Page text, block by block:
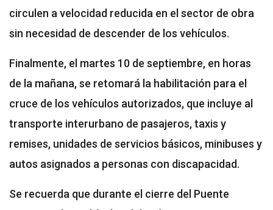
circulen a velocidad reducida en el sector de obra
sin necesidad de descender de los vehículos.
Finalmente, el martes 10 de septiembre, en horas
de la mañana, se retomará la habilitación para el
cruce de los vehículos autorizados, que incluye al
transporte interurbano de pasajeros, taxis y
remises, unidades de servicios básicos, minibuses y
autos asignados a personas con discapacidad.
Se recuerda que durante el cierre del Puente